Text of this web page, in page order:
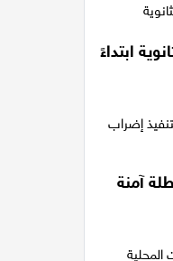
ابتداءً
إضراب
آمنة
المحلية